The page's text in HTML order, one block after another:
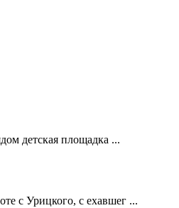
детская площадка ...
с Урицкого, с ехавшег ...